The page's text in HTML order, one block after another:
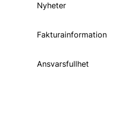
Nyheter
Fakturainformation
Ansvarsfullhet